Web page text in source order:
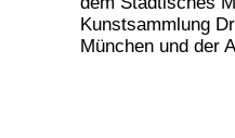
Kunstsammlung
München und der